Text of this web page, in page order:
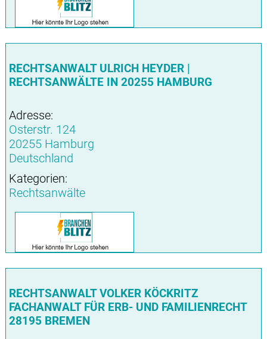
RECHTSANWALT ULRICH HEYDER |
RECHTSANWÄLTE IN 20255 HAMBURG
Adresse:
Osterstr. 124
20255 Hamburg
Deutschland
Kategorien:
Rechtsanwälte
RECHTSANWALT VOLKER KÖCKRITZ
FACHANWALT FÜR ERB- UND FAMILIENRECHT
28195 BREMEN